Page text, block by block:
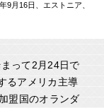
9月16日、エストニア、
って2月24日で
るアメリカ主導
盟国のオランダ